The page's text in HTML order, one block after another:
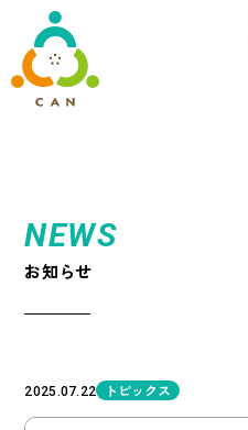
NEWS
お知らせ
2025.07.22 トピックス